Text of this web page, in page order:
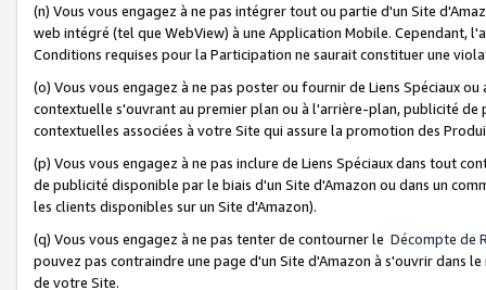
(n) Vous vous engagez à ne pas intégrer tout ou partie d'un Site
web intégré (tel que WebView) à une Application Mobile. Cependant,
Conditions requises pour la Participation ne saurait constituer une
(o) Vous vous engagez à ne pas poster ou fournir de Liens Spéciaux
contextuelle s'ouvrant au premier plan ou à l'arrière-plan, publicité
contextuelles associées à votre Site qui assure la promotion des
(p) Vous vous engagez à ne pas inclure de Liens Spéciaux dans tout
de publicité disponible par le biais d'un Site d'Amazon ou dans un
les clients disponibles sur un Site d'Amazon).
(q) Vous vous engagez à ne pas tenter de contourner le Décompte de
pouvez pas contraindre une page d'un Site d'Amazon à s'ouvrir dans
de votre Site.